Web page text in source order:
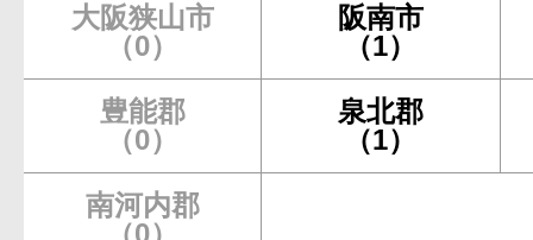
大阪狭山市
（0）
阪南市
（1）
豊能郡
（0）
泉北郡
（1）
南河内郡
（0）